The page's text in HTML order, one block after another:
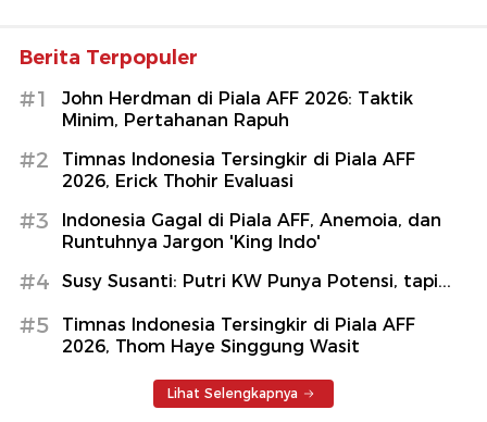
Berita Terpopuler
#1
John Herdman di Piala AFF 2026: Taktik
Minim, Pertahanan Rapuh
#2
Timnas Indonesia Tersingkir di Piala AFF
2026, Erick Thohir Evaluasi
#3
Indonesia Gagal di Piala AFF, Anemoia, dan
Runtuhnya Jargon 'King Indo'
#4 Susy Susanti: Putri KW Punya Potensi, tapi...
#5
Timnas Indonesia Tersingkir di Piala AFF
2026, Thom Haye Singgung Wasit
Lihat Selengkapnya